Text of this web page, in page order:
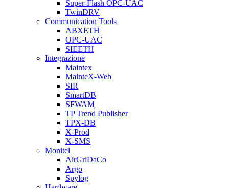
Super-Flash OPC-UAC
TwinDRV
Communication Tools
ABXETH
OPC-UAC
SIEETH
Integrazione
Maintex
MainteX-Web
SIR
SmartDB
SFWAM
TP Trend Publisher
TPX-DB
X-Prod
X-SMS
Monitel
AirGriDaCo
Argo
Spylog